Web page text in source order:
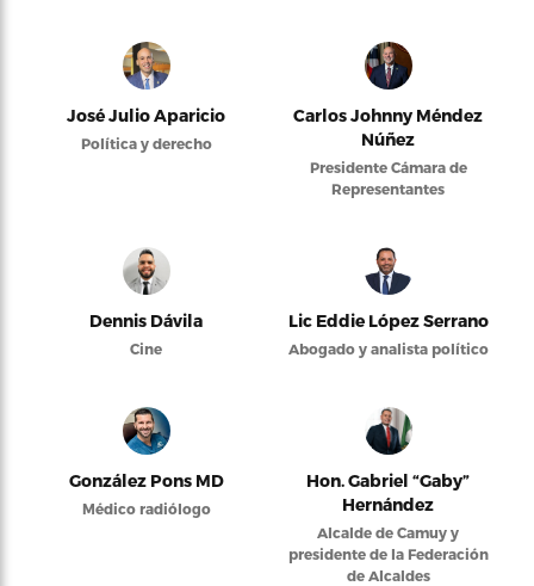
José Julio Aparicio
Política y derecho
Carlos Johnny Méndez
Núñez
Presidente Cámara de
Representantes
Dennis Dávila
Cine
Lic Eddie López Serrano
Abogado y analista político
González Pons MD
Médico radiólogo
Hon. Gabriel “Gaby”
Hernández
Alcalde de Camuy y
presidente de la Federación
de Alcaldes